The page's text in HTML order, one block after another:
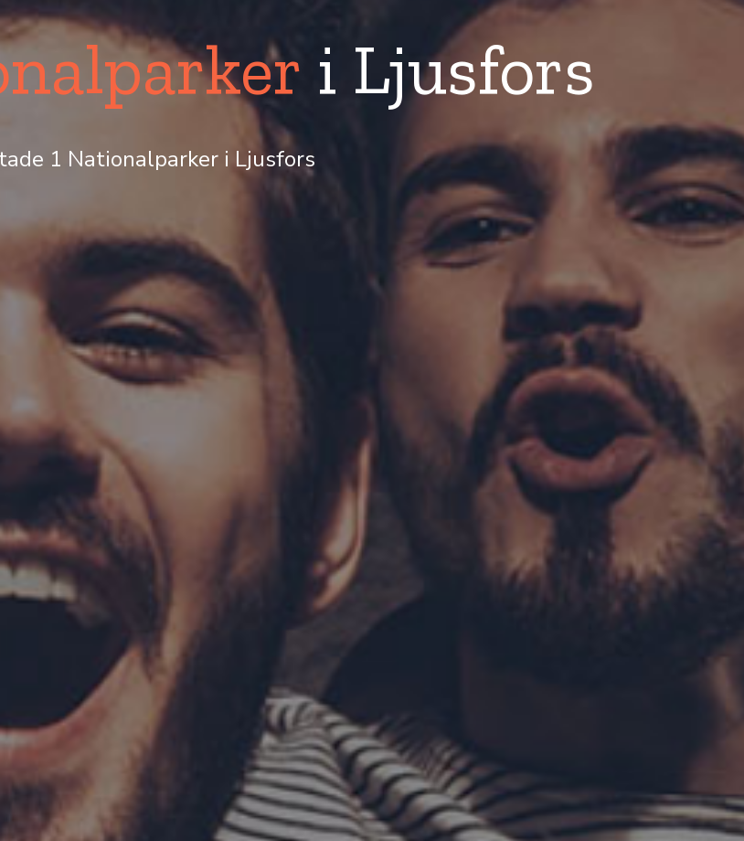
i Ljusfors
1 Nationalparker i Ljusfors